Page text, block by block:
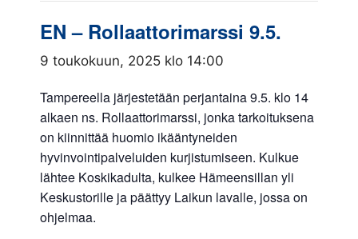
EN – Rollaattorimarssi 9.5.
9 toukokuun, 2025 klo 14:00
Tampereella järjestetään perjantaina 9.5. klo 14
alkaen ns. Rollaattorimarssi, jonka tarkoituksena
on kiinnittää huomio ikääntyneiden
hyvinvointipalveluiden kurjistumiseen. Kulkue
lähtee Koskikadulta, kulkee Hämeensillan yli
Keskustorille ja päättyy Laikun lavalle, jossa on
ohjelmaa.